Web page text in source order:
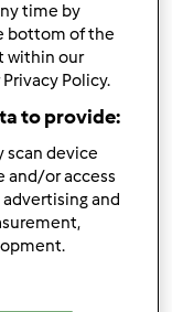
è possibile
alla tuo
la scala di
quanti punti
p. Solo i
time by
bottom of the
within our
Policy.
to provide:
scan device
and/or access
and